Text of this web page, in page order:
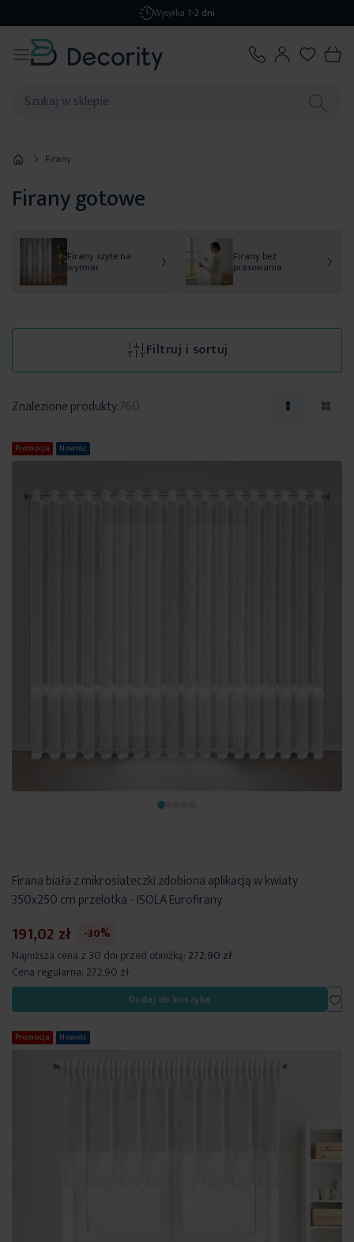
Darmowa dostawaod 299,99 zł
Firany
Firany gotowe
Firany szyte na
wymiar
Firany bez
prasowania
Filtruj i sortuj
Znalezione produkty:760
Promocja Nowość
Firana biała z mikrosiateczki zdobiona aplikacją w kwiaty
350x250 cm przelotka - ISOLA Eurofirany
191,02 zł
-30%
Najniższa cena z 30 dni przed obniżką: 272,90 zł
Cena regularna: 272,90 zł
Dodaj do koszyka
Promocja Nowość